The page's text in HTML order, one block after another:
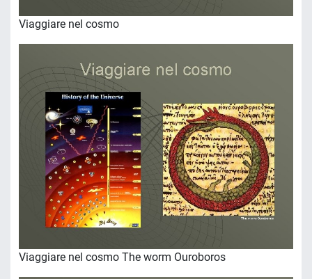
Viaggiare nel cosmo
Viaggiare nel cosmo The worm Ouroboros